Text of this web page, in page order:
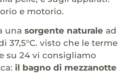
e motorio.
una sorgente naturale ad
37,5°C. visto che le terme
su 24 vi consigliamo
il bagno di mezzanotte